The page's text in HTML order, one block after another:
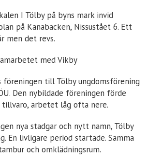
I Tölby på byns mark invid
på Kanabacken, Nissustået 6. Ett
men det revs.
med Vikby
föreningen till Tölby ungdomsförening
Den nybildade föreningen förde
arbetet låg ofta nere.
nya stadgar och nytt namn, Tölby
En livligare period startade. Samma
och omklädningsrum.